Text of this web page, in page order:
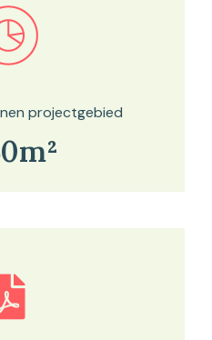
kaartviewer
projectgebied